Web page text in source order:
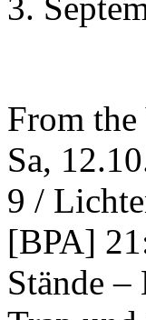
3.
From
Sa,
9 /
[BPA]
Stände